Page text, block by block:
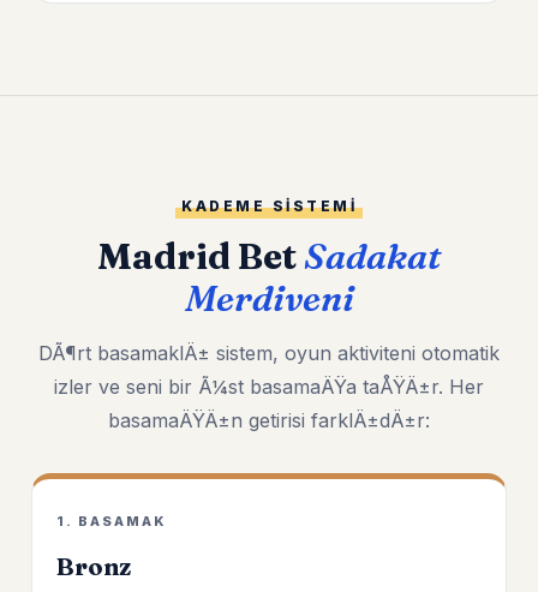
KADEME SISTEMI
Madrid BetSadakat
Merdiveni
DÃ¶rt basamaklÄ± sistem, oyun aktiviteni otomatik
izler ve seni bir Ã¼st basamaÄŸa taÅŸÄ±r. Her
basamaÄŸÄ±n getirisi farklÄ±dÄ±r:
1. BASAMAK
Bronz